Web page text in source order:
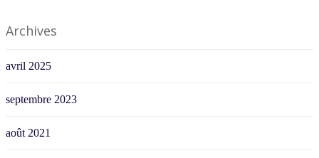
Archives
avril 2025
septembre 2023
août 2021